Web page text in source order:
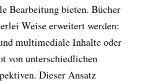
Bearbeitung bieten. Bücher
Weise erweitert werden:
multimediale Inhalte oder
von unterschiedlichen
Dieser Ansatz